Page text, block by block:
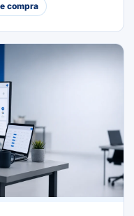
compra